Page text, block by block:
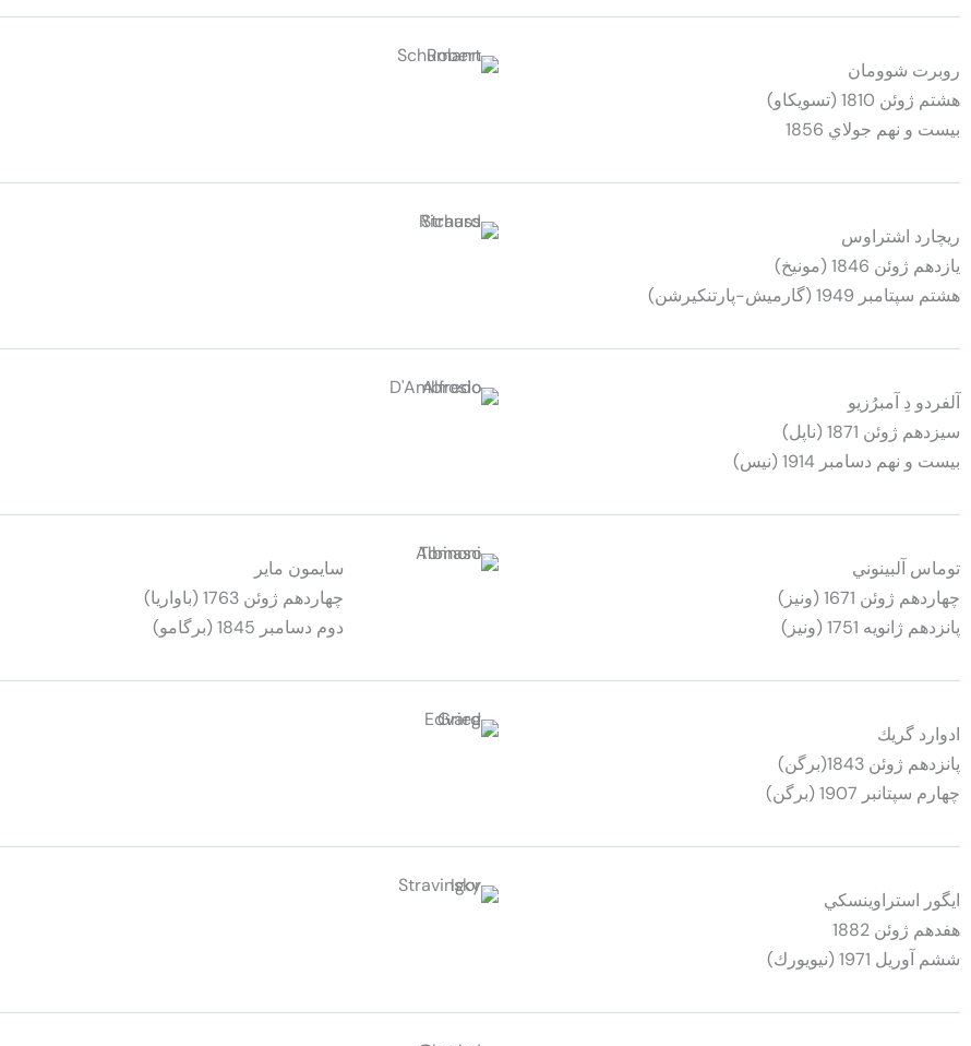
روبرت شوومان
هشتم ژوئن 1810 (تسویکاو)
بيست و نهم جولاي 1856
ريچارد اشتراوس
يازدهم ژوئن 1846 (مونيخ)
هشتم سپتامبر 1949 (گارمیش-پارتنکیرشن)
آلفردو دِ آمبرُزيو
سيزدهم ژوئن 1871 (ناپل)
بيست و نهم دسامبر 1914 (نيس)
توماس آلبينوني
چهاردهم ژوئن 1671 (ونيز)
پانزدهم ژانويه 1751 (ونيز)
سایمون مایر
چهاردهم ژوئن 1763 (باواریا)
دوم دسامبر 1845 (برگامو)
ادوارد گريك
پانزدهم ژوئن 1843(برگن)
چهارم سپتانبر 1907 (برگن)
ايگور استراوينسكي
هفدهم ژوئن 1882
ششم آوريل 1971 (نيويورك)